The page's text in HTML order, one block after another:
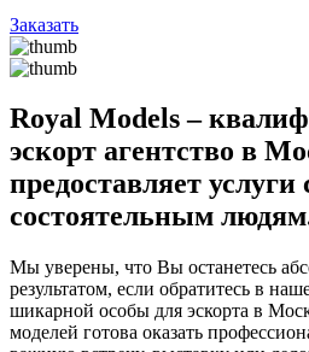
Заказать
Royal Models –
эскорт агентство в
предоставляет
состоятельным
Мы уверены, что Вы останетесь
результатом, если обратитесь в
шикарной особы для эскорта в
моделей готова оказать